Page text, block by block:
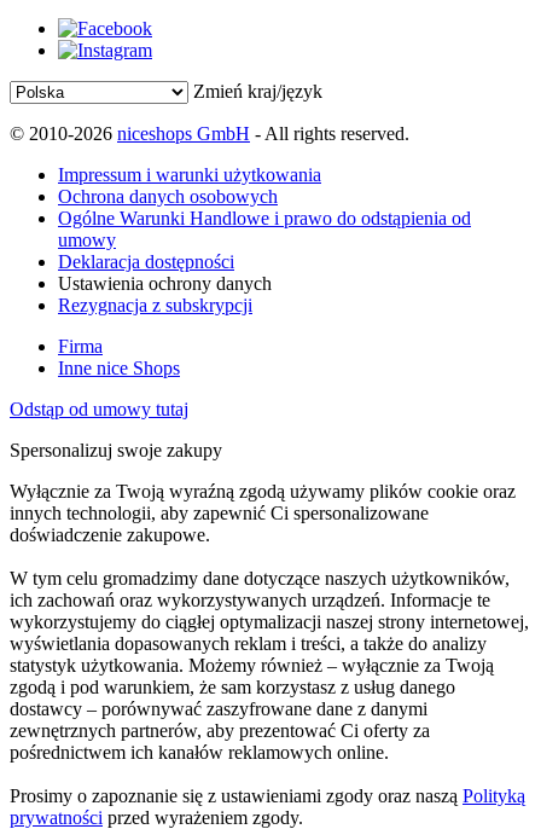
Zmień kraj/język
© 2010-2026 niceshops GmbH - All rights reserved.
Impressum i warunki użytkowania
Ochrona danych osobowych
Ogólne Warunki Handlowe i prawo do odstąpienia od
umowy
Deklaracja dostępności
Ustawienia ochrony danych
Rezygnacja z subskrypcji
Firma
Inne nice Shops
Odstąp od umowy tutaj
Spersonalizuj swoje zakupy
Wyłącznie za Twoją wyraźną zgodą używamy plików cookie oraz
innych technologii, aby zapewnić Ci spersonalizowane
doświadczenie zakupowe.
W tym celu gromadzimy dane dotyczące naszych użytkowników,
ich zachowań oraz wykorzystywanych urządzeń. Informacje te
wykorzystujemy do ciągłej optymalizacji naszej strony internetowej,
wyświetlania dopasowanych reklam i treści, a także do analizy
statystyk użytkowania. Możemy również – wyłącznie za Twoją
zgodą i pod warunkiem, że sam korzystasz z usług danego
dostawcy – porównywać zaszyfrowane dane z danymi
zewnętrznych partnerów, aby prezentować Ci oferty za
pośrednictwem ich kanałów reklamowych online.
Prosimy o zapoznanie się z ustawieniami zgody oraz naszą Polityką
prywatności przed wyrażeniem zgody.